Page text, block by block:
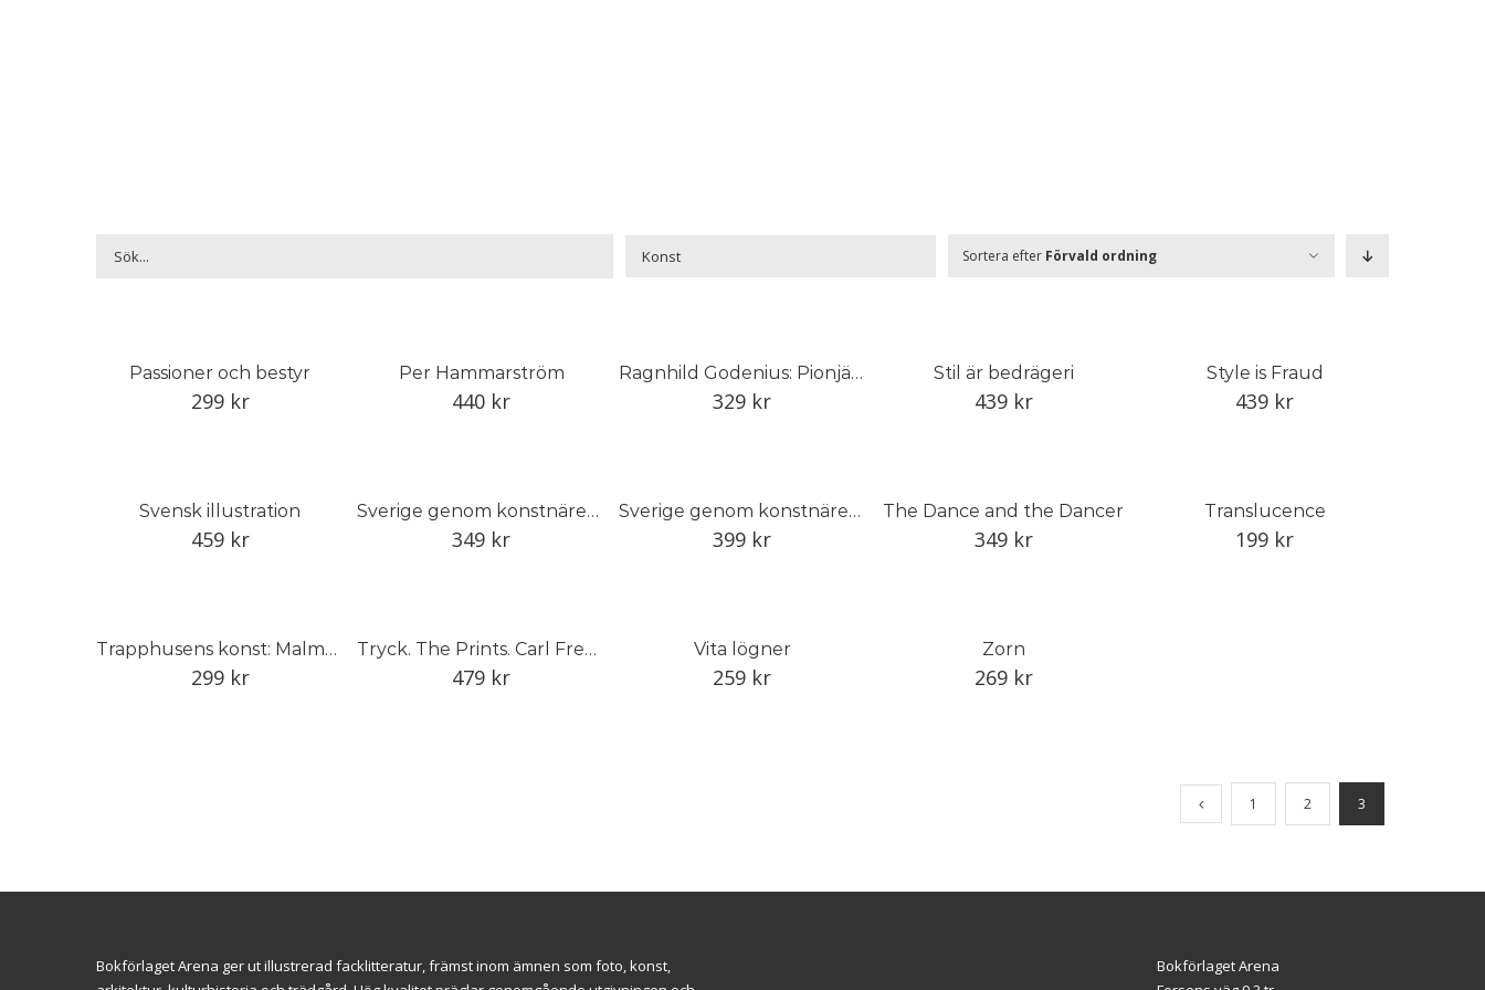
Sortera efter Förvald ordning
Passioner och bestyr
299 kr
Per Hammarström
440 kr
Ragnhild Godenius: Pionjär inom svensk studiokeramik
329 kr
Stil är bedrägeri
439 kr
Style is Fraud
439 kr
Svensk illustration
459 kr
Sverige genom konstnärens öga
349 kr
Sverige genom konstnärens öga
399 kr
The Dance and the Dancer
349 kr
Translucence
199 kr
Trapphusens konst: Malmö 1930–1940
299 kr
Tryck. The Prints. Carl Fredrik Reuterswärd
479 kr
Vita lögner
259 kr
Zorn
269 kr
1 2 3
Bokförlaget Arena ger ut illustrerad facklitteratur, främst inom ämnen som foto, konst,
Bokförlaget Arena